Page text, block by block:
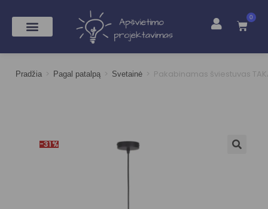
0
Pradžia > Pagal patalpą > Svetainė > Pakabinamas šviestuvas
-31%